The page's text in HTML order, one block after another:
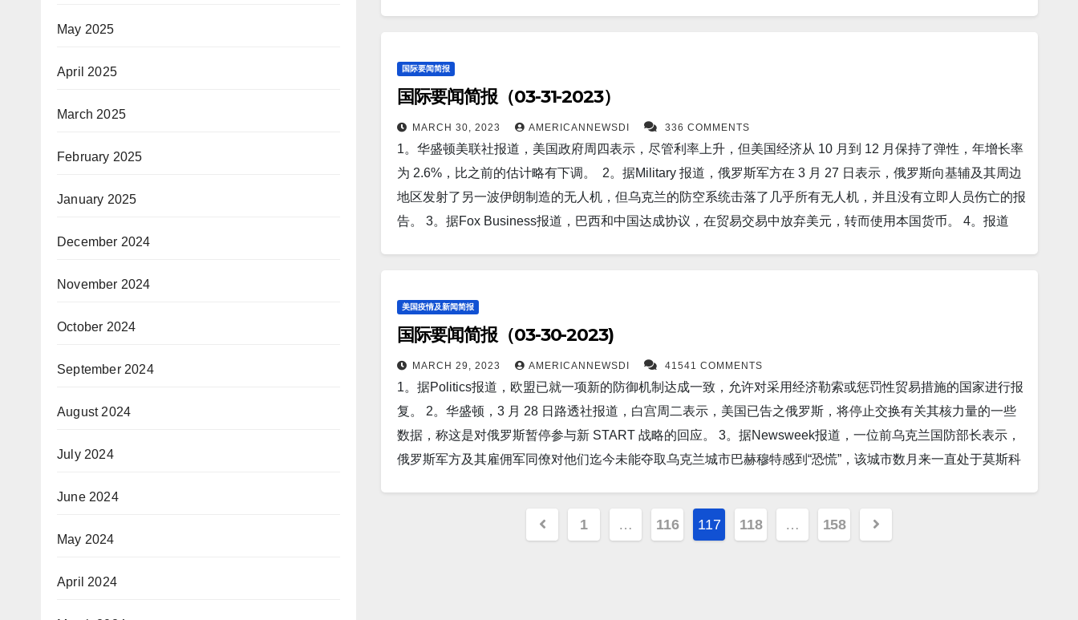
May 2025
April 2025
March 2025
February 2025
January 2025
December 2024
November 2024
October 2024
September 2024
August 2024
July 2024
June 2024
May 2024
April 2024
预计最快将于周一宣布。 13。据Military 报道，法国将加入 AUKUS 潜艇计划。这将为澳大利亚、英国和法国建
造先进的核动力攻击潜艇。 美国还会提供关键要素，包括澳大利亚皇家海军的临时潜艇。 14。上海路透社报
道，中国华为技术公司的高管周六表示，该公司正在与更多传统汽车制造商合作生产Aito 品牌的电动汽车，以扩
大其在汽车行业的影响力。 15。据报道，美国政府最近出售了 9,861 个比特币(BTC)，并计划在年底前清算另
外 41,500 个比特币。根据提交给法庭的文件，这笔交易是从与暗网市场丝绸之路相关的实体手中没收的比特
币。 以下为华人服务广告区： 衷心感谢大家的支持！ 顾震帝 2023日，4月，2号。
与 EVISU 集团的母公司 Aurorae Group 一起进军中国。 计划到 2026 年开设 65 家独立商店和店中店，
到 2028 年总数增至 108 家。 7。路透社报道，世界银行周五表示，由于中国重新开放和经济反弹，东亚和太平
洋地区发展中经济体的增长将在 2023 年加速，但高通胀和家庭债务将对一些国家的消费造成压力。 8。据
Politics报道，芬兰将正式成为北约的第 31 个成员国。据多份报道称，今晚深夜在安卡拉，土耳其议会批准了芬
兰加入北约组织的申请。 9。曼谷路透社报道，世界银行表示，泰国经济今年预计将增长 3.6%，高于去年
的 2.6%，这得益于私人消费走强、旅游业复苏以及中国重新开放后被压抑的强劲需求。 10。据The
Independent报道，负责应对日本出生率下降问题的日本内阁大臣，周五公布了一项旨在扭转下降趋势的提案草
报道，巴基斯坦财政部长Ishaq Dar 周五表示，中国已经延期了巴基斯坦上周到期的 20 亿美元贷款，缓解了这
个南亚国家严重的国际收支危机。 14。据Business 报道，一位俄罗斯高级官员声称，金砖国家联盟的国家——
巴西、俄罗斯、印度、中国和南非——正在努力创造自己的货币。 15。据Military 报道，两家日本防务公司公布
了，用于击落先进敌方无人机的高能激光武器原型。 以下为华人服务广告区： 衷心感谢大家的支持！ 顾震
帝 2023日，4月，1号。
国际要闻简报
国际要闻简报（03-31-2023）
MARCH 30, 2023 AMERICANNEWSDI 336 COMMENTS
1。华盛顿美联社报道，美国政府周四表示，尽管利率上升，但美国经济从 10 月到 12 月保持了弹性，年增长率
为 2.6%，比之前的估计略有下调。 2。据Military 报道，俄罗斯军方在 3 月 27 日表示，俄罗斯向基辅及其周边
地区发射了另一波伊朗制造的无人机，但乌克兰的防空系统击落了几乎所有无人机，并且没有立即人员伤亡的报
告。 3。据Fox Business报道，巴西和中国达成协议，在贸易交易中放弃美元，转而使用本国货币。 4。报道
射、吸气式高超音速反舰巡航导弹的要求。这种武器是应对未来重大冲突中有争议环境中日益先进的海军威胁的
关键。 6。随着 ChatGPT、谷歌的 Bard 和其他可以自动化日常工作流程的平台的兴起，全球 3 亿个全职工作可
能面临自动化的风险。经济学家预测，18% 的工作可以计算机化，白领工人可能最先被取代。 7。据Military 报
道，印度是世界上最大的武器进口国，而且已经有一段时间了。 根据斯德哥尔摩国际和平研究所的数据，2018
年至2022年，印度的武器进口占世界武器进口的11%。 8。据The Drive报道，参谋长联席会议主席星期三在众
议院军事委员会作证说，瓦格纳私人军事集团有大约6,000 名“真正的雇佣军”在巴赫穆特市周围作战，另外还
有 20,000 至 30,000 名新兵“其中许多人来自监狱” 。 9。据The Hill报道，俄罗斯联邦安全局 (FSB) 周四表示，
山脉的叶卡捷琳堡，试图获取机密信息时被捕。 10。3月30日（UPI）——台湾总统蔡英文抵达美国,开始为期
10天的访问，她表示她将支持民主，不会被中国的威胁吓倒。 11。布鲁塞尔，3 月 30 日路透社报道，欧盟委员
美国疫情及新闻简报
国际要闻简报（03-30-2023)
MARCH 29, 2023 AMERICANNEWSDI 41541 COMMENTS
1。据Politics报道，欧盟已就一项新的防御机制达成一致，允许对采用经济勒索或惩罚性贸易措施的国家进行报
复。 2。华盛顿，3 月 28 日路透社报道，白宫周二表示，美国已告之俄罗斯，将停止交换有关其核力量的一些
数据，称这是对俄罗斯暂停参与新 START 战略的回应。 3。据Newsweek报道，一位前乌克兰国防部长表示，
俄罗斯军方及其雇佣军同僚对他们迄今未能夺取乌克兰城市巴赫穆特感到“恐慌”，该城市数月来一直处于莫斯科
该国与中国漫长而有争议的边界上的“任何突发事件”，同时他概述了中国军队在另一边的稳步集结。 5。据
Newsweek 报道，美国国防部长劳埃德·奥斯汀说，乌克兰“很有可能”在春季发动反攻中取得成功。 6。据
Posts
pagination
1 … 116 117 118 … 158